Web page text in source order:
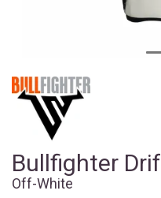
Bullfighter
Off-White